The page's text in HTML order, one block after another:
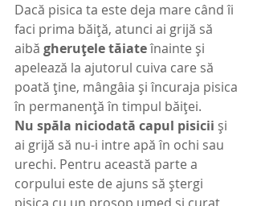
Dacă pisica ta este deja mare când îi
faci prima băiță, atunci ai grijă să
aibă gheruțele tăiate înainte și
apelează la ajutorul cuiva care să
poată ține, mângâia și încuraja pisica
în permanență în timpul băiței.
Nu spăla niciodată capul pisicii și
ai grijă să nu-i intre apă în ochi sau
urechi. Pentru această parte a
corpului este de ajuns să ștergi